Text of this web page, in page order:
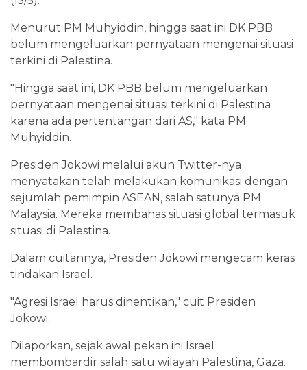
Menurut PM Muhyiddin, hingga saat ini DK PBB
belum mengeluarkan pernyataan mengenai situasi
terkini di Palestina.
"Hingga saat ini, DK PBB belum mengeluarkan
pernyataan mengenai situasi terkini di Palestina
karena ada pertentangan dari AS," kata PM
Muhyiddin.
Presiden Jokowi melalui akun Twitter-nya
menyatakan telah melakukan komunikasi dengan
sejumlah pemimpin ASEAN, salah satunya PM
Malaysia. Mereka membahas situasi global termasuk
situasi di Palestina.
Dalam cuitannya, Presiden Jokowi mengecam keras
tindakan Israel.
"Agresi Israel harus dihentikan," cuit Presiden
Jokowi.
Dilaporkan, sejak awal pekan ini Israel
membombardir salah satu wilayah Palestina, Gaza.